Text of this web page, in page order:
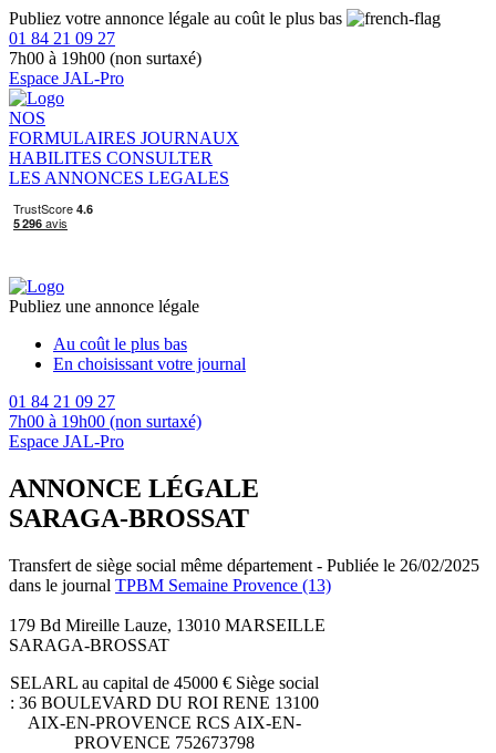
Publiez votre annonce légale au coût le plus bas
01 84 21 09 27
7h00 à 19h00 (non surtaxé)
Espace JAL-Pro
NOS
FORMULAIRES JOURNAUX
HABILITES CONSULTER
LES ANNONCES LEGALES
Publiez une annonce légale
Au coût le plus bas
En choisissant votre journal
01 84 21 09 27
7h00 à 19h00 (non surtaxé)
Espace JAL-Pro
ANNONCE LÉGALE
SARAGA-BROSSAT
Transfert de siège social même département - Publiée le 26/02/2025
dans le journal TPBM Semaine Provence (13)
179 Bd Mireille Lauze, 13010 MARSEILLE
SARAGA-BROSSAT
SELARL au capital de 45000 € Siège social
: 36 BOULEVARD DU ROI RENE 13100
AIX-EN-PROVENCE RCS AIX-EN-
PROVENCE 752673798